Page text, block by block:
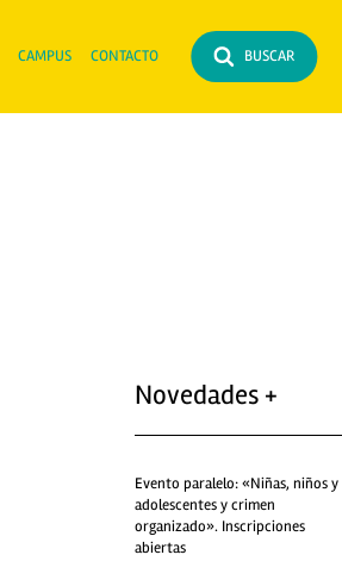
CAMPUS CONTACTO BUSCAR
Novedades +
Evento paralelo: «Niñas, niños y
adolescentes y crimen
organizado». Inscripciones
abiertas